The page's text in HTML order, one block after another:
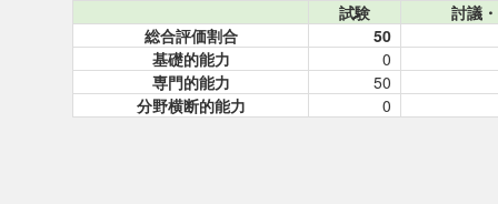
試験
討議
総合評価割合
50
基礎的能力
0
専門的能力
50
分野横断的能力
0